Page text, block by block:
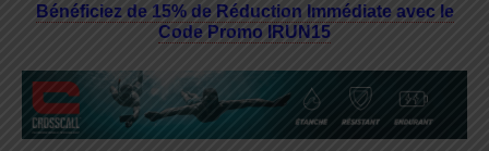
Bénéficiez de 15% de Réduction Immédiate avec le
Code Promo IRUN15